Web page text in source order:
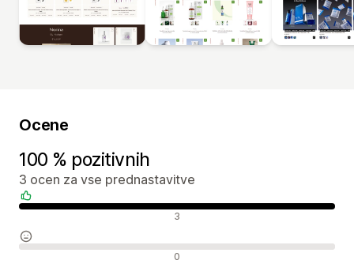
Ocene
100 % pozitivnih
3 ocen za vse prednastavitve
Pozitivne ocene 3
Nevtralne ocene 0